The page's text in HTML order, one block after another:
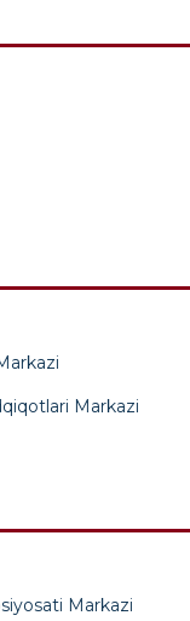
Markazi
Markazi